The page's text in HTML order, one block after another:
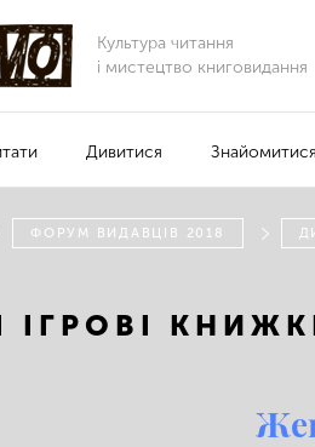
Культура читання
і мистецтво книговидання
Дивитися Знайомитися
ФОРУМ ВИДАВЦІВ 2018
ІГРОВІ